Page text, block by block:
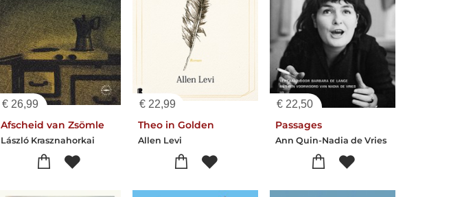
€ 26,99
Afscheid van Zsömle
László Krasznahorkai
€ 22,99
Theo in Golden
Allen Levi
€ 22,50
Passages
Ann Quin-Nadia de Vries